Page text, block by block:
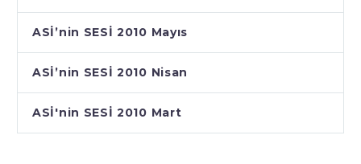
ASİ’nin SESİ 2010 Mayıs
ASİ’nin SESİ 2010 Nisan
ASİ'nin SESİ 2010 Mart